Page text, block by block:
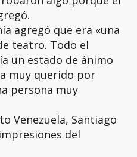
agregó que era «una
teatro. Todo el
un estado de ánimo
muy querido por
persona muy
Venezuela, Santiago
del